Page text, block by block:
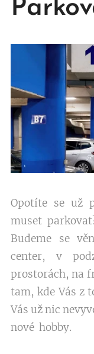
Opotíte se už
muset
Budeme se
center, v
prostorách, na
tam, kde Vás z
Vás už nic
nové hobby.